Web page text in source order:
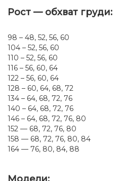
Рост — обхват груди:
98 – 48, 52, 56, 60
104 – 52, 56, 60
110 – 52, 56, 60
116 – 56, 60, 64
122 – 56, 60, 64
128 – 60, 64, 68, 72
134 – 64, 68, 72, 76
140 – 64, 68, 72, 76
146 – 64, 68, 72, 76, 80
152 — 68, 72, 76, 80
158 — 68, 72, 76, 80, 84
164 — 76, 80, 84, 88